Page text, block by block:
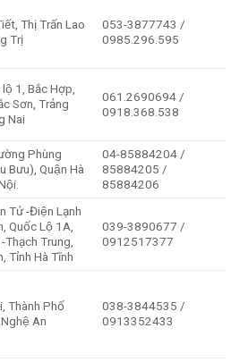
Thị Trấn Lao
Trị
053-3877743 /
0985.296.595
1, Bắc Hợp,
Sơn, Trảng
Nai
061.2690694 /
0918.368.538
Phùng
Bưu), Quận Hà
04-85884204 /
85884205 /
85884206
Tử -Điện Lạnh
Quốc Lộ 1A,
Thạch Trung,
Tỉnh Hà Tĩnh
039-3890677 /
0912517377
Thành Phố
An
038-3844535 /
0913352433